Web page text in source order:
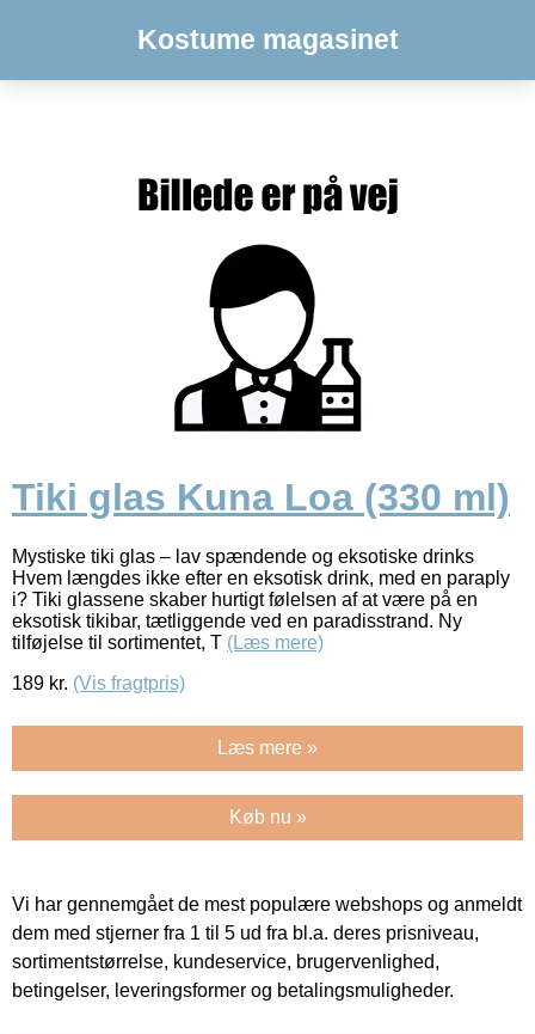
Kostume magasinet
Tiki glas Kuna Loa (330 ml)
Mystiske tiki glas – lav spændende og eksotiske drinks
Hvem længdes ikke efter en eksotisk drink, med en paraply
i? Tiki glassene skaber hurtigt følelsen af at være på en
eksotisk tikibar, tætliggende ved en paradisstrand. Ny
tilføjelse til sortimentet, T (Læs mere)
189 kr. (Vis fragtpris)
Læs mere »
Køb nu »
Vi har gennemgået de mest populære webshops og anmeldt
dem med stjerner fra 1 til 5 ud fra bl.a. deres prisniveau,
sortimentstørrelse, kundeservice, brugervenlighed,
betingelser, leveringsformer og betalingsmuligheder.